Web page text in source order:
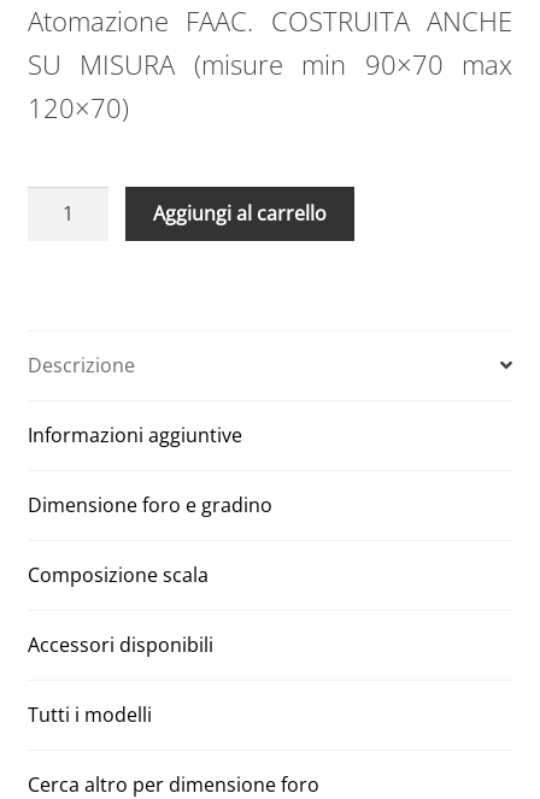
Atomazione FAAC. COSTRUITA ANCHE
SU MISURA (misure min 90×70 max
120×70)
Scale
Alluminio
70
110
300
Aggiungi al carrello
Descrizione
Informazioni aggiuntive
Dimensione foro e gradino
Composizione scala
Accessori disponibili
Tutti i modelli
Cerca altro per dimensione foro